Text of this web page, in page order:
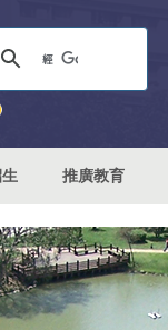
推廣教育